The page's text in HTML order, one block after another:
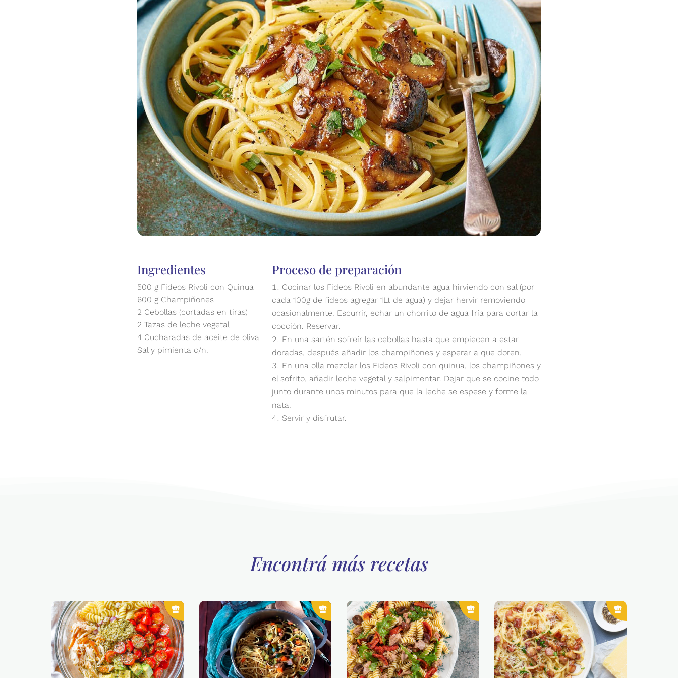
Ingredientes
500 g Fideos Rivoli con Quinua
600 g Champiñones
2 Cebollas (cortadas en tiras)
2 Tazas de leche vegetal
4 Cucharadas de aceite de oliva
Sal y pimienta c/n.
Proceso de preparación
Cocinar los Fideos Rivoli en abundante agua hirviendo con sal (por
cada 100g de fideos agregar 1Lt de agua) y dejar hervir removiendo
ocasionalmente. Escurrir, echar un chorrito de agua fría para cortar la
cocción. Reservar.
En una sartén sofreír las cebollas hasta que empiecen a estar
doradas, después añadir los champiñones y esperar a que doren.
En una olla mezclar los Fideos Rivoli con quinua, los champiñones y
el sofrito, añadir leche vegetal y salpimentar. Dejar que se cocine todo
junto durante unos minutos para que la leche se espese y forme la
nata.
Servir y disfrutar.
Encontrá más recetas